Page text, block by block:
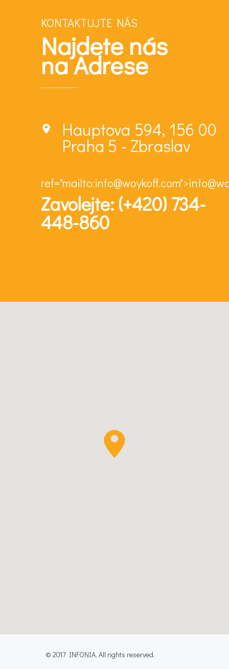
KONTAKTUJTE NÁS
Najdete nás
na Adrese
Hauptova 594, 156 00
Praha 5 - Zbraslav
Zavolejte: (+420) 734-
448-860
© 2017 INFONIA. All rights reserved.